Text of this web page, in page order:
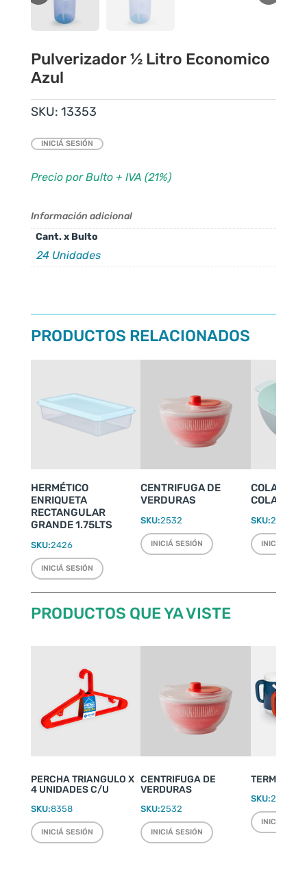
Pulverizador ½ Litro Economico
Azul
SKU: 13353
INICIÁ SESIÓN
Precio por Bulto + IVA (21%)
Información adicional
Cant. x Bulto
24 Unidades
PRODUCTOS RELACIONADOS
HERMÉTICO
ENRIQUETA
RECTANGULAR
GRANDE 1.75LTS
SKU:2426
INICIÁ SESIÓN
CENTRIFUGA DE
VERDURAS
SKU:2532
INICIÁ SESIÓN
COLADOR
SKU:2053
INICIÁ
PRODUCTOS QUE YA VISTE
PERCHA TRIANGULO X
4 UNIDADES C/U
SKU:8358
INICIÁ SESIÓN
CENTRIFUGA DE
VERDURAS
SKU:2532
INICIÁ SESIÓN
TERMO
SKU:2220
INICIÁ